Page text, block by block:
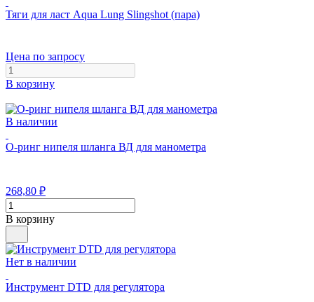
Тяги для ласт Aqua Lung Slingshot (пара)
Цена по запросу
В корзину
В наличии
О-ринг нипеля шланга ВД для манометра
268,80 ₽
В корзину
Нет в наличии
Инструмент DTD для регулятора